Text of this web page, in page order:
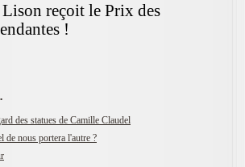
reçoit le Prix des
!
des statues de Camille Claudel
de nous portera l'autre ?